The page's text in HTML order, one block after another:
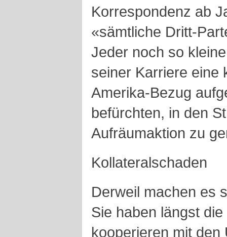
Korrespondenz ab
«sämtliche Dritt-
Jeder noch so
seiner Karriere eine
Amerika-Bezug
befürchten, in den
Aufräumaktion zu
Kollateralschaden
Derweil machen es
Sie haben längst
kooperieren mit